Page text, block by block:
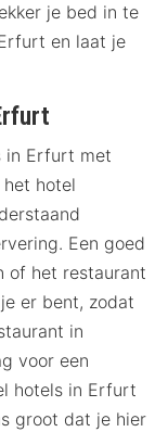
je bed in te
en laat je
in Erfurt met
hotel
Een goed
of het restaurant
er bent, zodat
in
voor een
hotels in Erfurt
groot dat je hier